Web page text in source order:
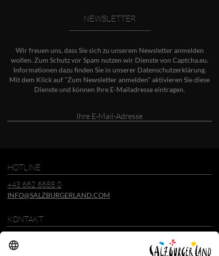
NEWSLETTER
Wir freuen uns, dass Sie sich zu unserem Newsletter anmelden
wollen. Zum Schutz vor Spam nutzen wir Dienste von Captcha.eu.
Informationen dazu finden Sie in unserer Datenschutzerklärung.
Mit dem Klick auf "Zum Newsletter anmelden" aktivieren Sie diese
Dienste und können Ihre E-Mailadresse eintragen.
HOTLINE
+43 662 6688 0
INFO@SALZBURGERLAND.COM
KONTAKT